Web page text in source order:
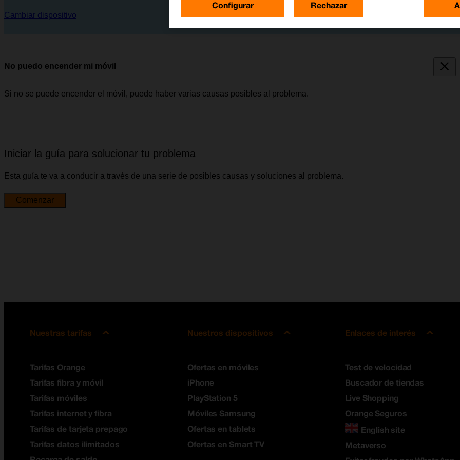
Cambiar dispositivo
No puedo encender mi móvil
Si no se puede encender el móvil, puede haber varias causas posibles al problema.
Iniciar la guía para solucionar tu problema
Esta guía te va a conducir a través de una serie de posibles causas y soluciones al problema.
Comenzar
Nuestras tarifas
Tarifas Orange
Tarifas fibra y móvil
Tarifas móviles
Tarifas internet y fibra
Tarifas de tarjeta prepago
Tarifas datos ilimitados
Nuestros dispositivos
Ofertas en móviles
iPhone
PlayStation 5
Móviles Samsung
Ofertas en tablets
Ofertas en Smart TV
Enlaces de interés
Test de velocidad
Buscador de tiendas
Live Shopping
Orange Seguros
English site
Metaverso
Configurar Rechazar